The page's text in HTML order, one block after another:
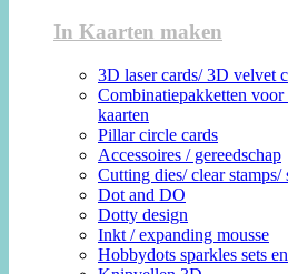
In Kaarten maken
3D laser cards/ 3D velvet
Combinatiepakketten voor
kaarten
Pillar circle cards
Accessoires / gereedschap
Cutting dies/ clear stamps/
Dot and DO
Dotty design
Inkt / expanding mousse
Hobbydots sparkles sets